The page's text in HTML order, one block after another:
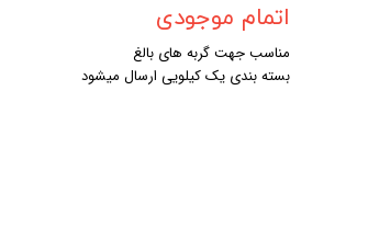
اتمام موجودی
مناسب جهت گربه های بالغ
بسته بندی یک کیلویی ارسال میشود